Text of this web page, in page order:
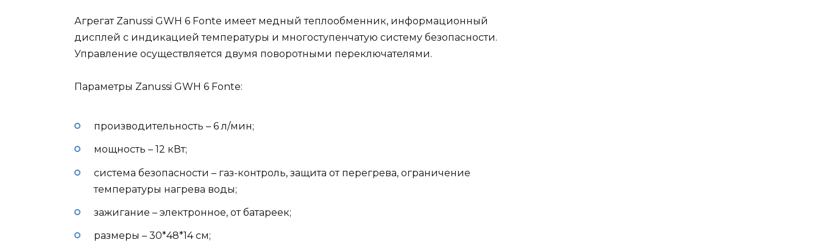
Агрегат Zanussi GWH 6 Fonte имеет медный теплообменник, информационный
дисплей с индикацией температуры и многоступенчатую систему безопасности.
Управление осуществляется двумя поворотными переключателями.
Параметры Zanussi GWH 6 Fonte:
производительность – 6 л/мин;
мощность – 12 кВт;
система безопасности – газ-контроль, защита от перегрева, ограничение
температуры нагрева воды;
зажигание – электронное, от батареек;
размеры – 30*48*14 см;